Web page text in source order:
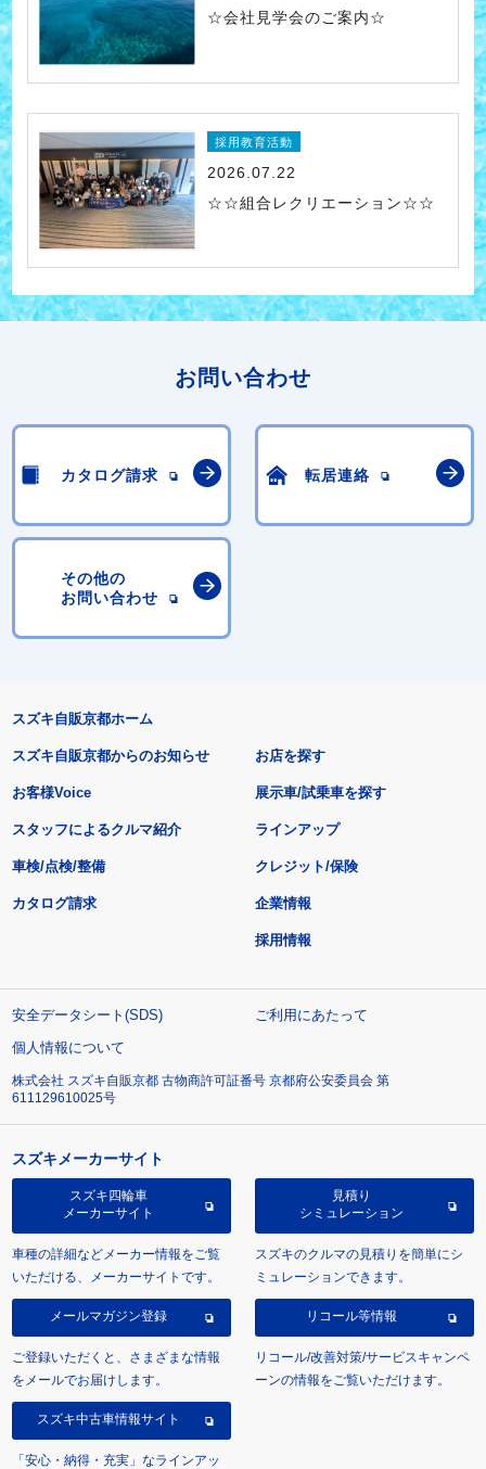
☆会社見学会のご案内☆
採用教育活動
2026.07.22
☆☆組合レクリエーション☆☆
お問い合わせ
カタログ請求 転居連絡
その他の
お問い合わせ
スズキ自販京都ホーム
スズキ自販京都からのお知らせ
お客様Voice
スタッフによるクルマ紹介
お店を探す
展示車/試乗車を探す
ラインアップ
車検/点検/整備 クレジット/保険
カタログ請求 企業情報
採用情報
安全データシート(SDS)
ご利用にあたって
個人情報について
株式会社 スズキ自販京都 古物商許可証番号 京都府公安委員会 第
611129610025号
スズキメーカーサイト
スズキ四輪車
メーカーサイト
車種の詳細などメーカー情報をご覧
いただける、メーカーサイトです。
見積り
シミュレーション
スズキのクルマの見積りを簡単にシ
ミュレーションできます。
メールマガジン登録
ご登録いただくと、さまざまな情報
をメールでお届けします。
リコール等情報
リコール/改善対策/サービスキャンペ
ーンの情報をご覧いただけます。
スズキ中古車情報サイト
「安心・納得・充実」なラインアッ